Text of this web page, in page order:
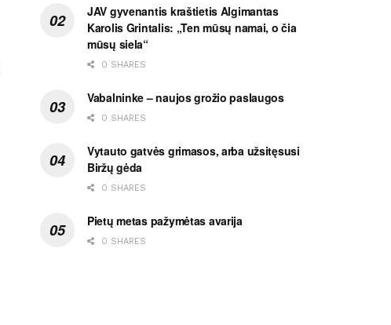
JAV gyvenantis kraštietis Algimantas
Karolis Grintalis: „Ten mūsų namai, o čia
mūsų siela“
0 SHARES
Vabalninke – naujos grožio paslaugos
0 SHARES
Vytauto gatvės grimasos, arba užsitęsusi
Biržų gėda
0 SHARES
Pietų metas pažymėtas avarija
0 SHARES